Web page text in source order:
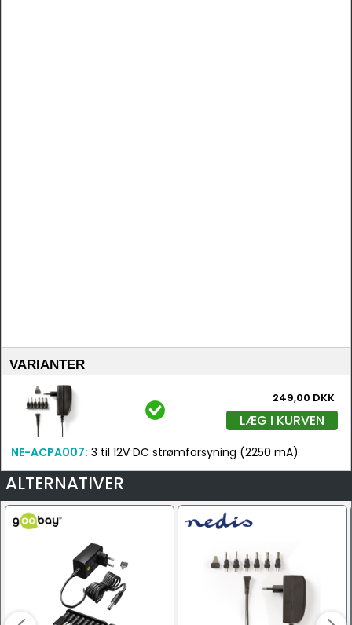
VARIANTER
249,00 DKK
LÆG I KURVEN
NE-ACPA007: 3 til 12V DC strømforsyning (2250 mA)
ALTERNATIVER